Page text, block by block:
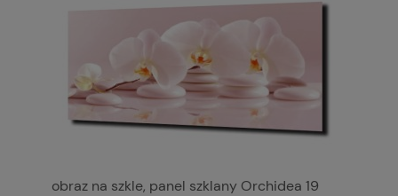
obraz na szkle, panel szklany Orchidea 19